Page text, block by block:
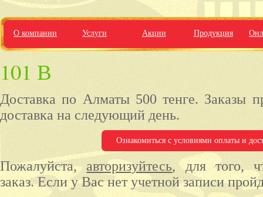
О компании Услуги Акции Продукция
101 В
Доставка по Алматы 500 тенге. Заказы
доставка на следующий день.
Ознакомиться с условиями оплаты и
Пожалуйста, авторизуйтесь, для того,
заказ. Если у Вас нет учетной записи